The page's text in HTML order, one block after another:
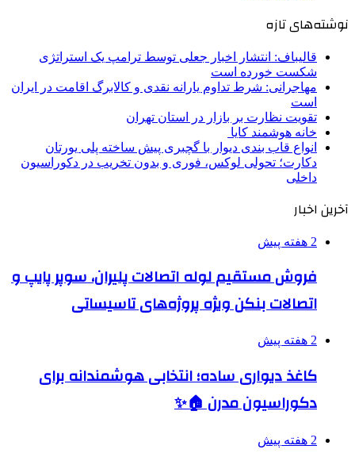
نوشته‌های تازه
قالیباف: انتشار اخبار جعلی توسط ترامپ یک استراتژی
شکست خورده است
مهاجرانی: شرط تداوم یارانه نقدی و کالابرگ اقامت در ایران
است
تقویت نظارت بر بازار در استان تهران
خانه هوشمند کایا
انواع قاب بندی دیوار با گچبری پیش ساخته پلی یورتان
دکارت؛ تحولی لوکس، فوری و بدون تخریب در دکوراسیون
داخلی
آخرین اخبار
2 هفته پیش
فروش مستقیم لوله اتصالات پلیران، سوپر پایپ و
اتصالات بنکن ویژه پروژه‌های تاسیساتی
2 هفته پیش
کاغذ دیواری ساده؛ انتخابی هوشمندانه برای
دکوراسیون مدرن 🏠✨
2 هفته پیش